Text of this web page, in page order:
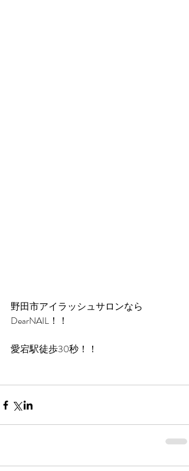
野田市アイラッシュサロンなら
DearNAIL！！
愛宕駅徒歩30秒！！